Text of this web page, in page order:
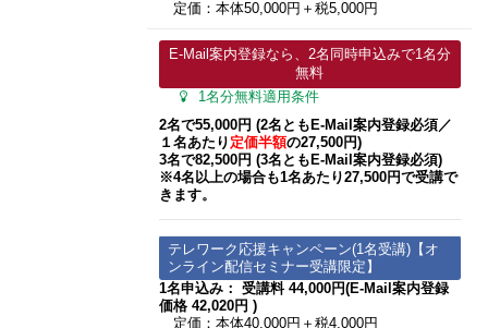
定価：本体50,000円＋税5,000円
E-Mail案内登録なら、2名同時申込みで1名分
無料
1名分無料適用条件
2名で55,000円 (2名ともE-Mail案内登録必須​／
１名あたり 定価半額の27,500円)
3名で82,500円 (3名ともE-Mail案内登録必須​)
※4名以上の場合も1名あたり27,500円で受講で
きます。
テレワーク応援キャンペーン(1名受講)【オ
ンライン配信セミナー受講限定】
1名申込み： 受講料 44,000円(E-Mail案内登録
価格 42,020円 )
定価：本体40,000円＋税4,000円